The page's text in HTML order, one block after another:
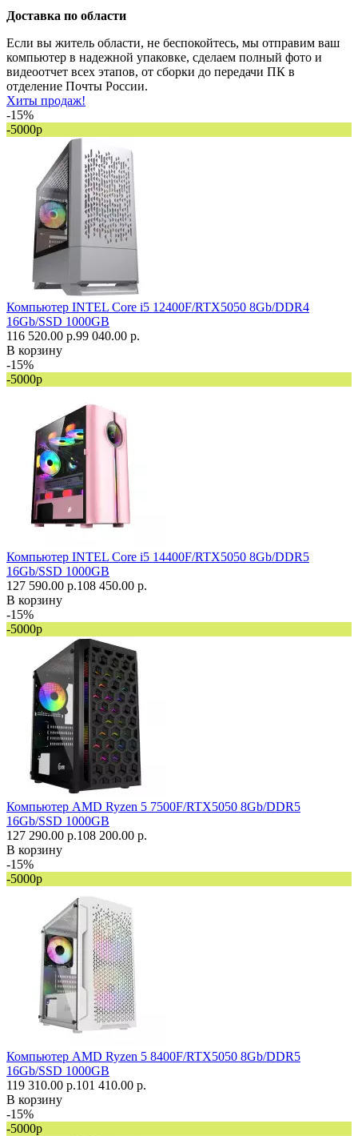
Доставка по области
Если вы житель области, не беспокойтесь, мы отправим ваш
компьютер в надежной упаковке, сделаем полный фото и
видеоотчет всех этапов, от сборки до передачи ПК в
отделение Почты России.
Хиты продаж!
-15%
-5000р
Компьютер INTEL Core i5 12400F/RTX5050 8Gb/DDR4
16Gb/SSD 1000GB
116 520.00 р.99 040.00 р.
В корзину
-15%
-5000р
Компьютер INTEL Core i5 14400F/RTX5050 8Gb/DDR5
16Gb/SSD 1000GB
127 590.00 р.108 450.00 р.
В корзину
-15%
-5000р
Компьютер AMD Ryzen 5 7500F/RTX5050 8Gb/DDR5
16Gb/SSD 1000GB
127 290.00 р.108 200.00 р.
В корзину
-15%
-5000р
Компьютер AMD Ryzen 5 8400F/RTX5050 8Gb/DDR5
16Gb/SSD 1000GB
119 310.00 р.101 410.00 р.
В корзину
-15%
-5000р